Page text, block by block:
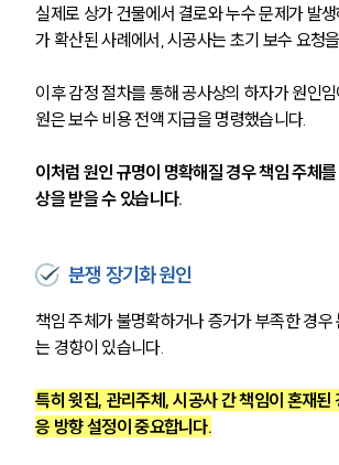
업무분야
건설부 업무
전체
구성원 소개
법률 블로그
법률서식
뉴스레터/브로슈어
실제로 상가 건물에서 결로와 누수 문제가 발
가 확산된 사례에서, 시공사는 초기 보수 요청
이후 감정 절차를 통해 공사상의 하자가 원인
원은 보수 비용 전액 지급을 명령했습니다.
이처럼 원인 규명이 명확해질 경우 책임 주체
상을 받을 수 있습니다.
분쟁 장기화 원인
책임 주체가 불명확하거나 증거가 부족한 경우
는 경향이 있습니다.
특히 윗집, 관리주체, 시공사 간 책임이 혼재된
응 방향 설정이 중요합니다.